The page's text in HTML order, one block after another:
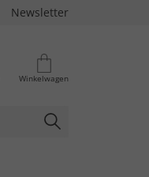
Newsletter
Winkelwagen